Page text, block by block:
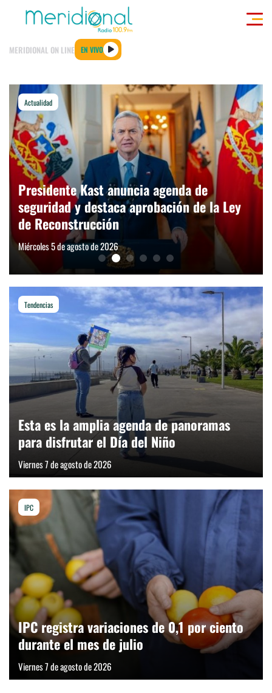
Click acá para ir directamente al contenido
MERIDIONAL ON LINE EN VIVO
ACTUALIDADTENDENCIASDEPORTESINTERNACIONAL
modo claro
Actualidad
Presidente Kast anuncia agenda de
seguridad y destaca aprobación de la Ley
de Reconstrucción
Miércoles 5 de agosto de 2026
Tendencias
Esta es la amplia agenda de panoramas
para disfrutar el Día del Niño
Viernes 7 de agosto de 2026
IPC
IPC registra variaciones de 0,1 por ciento
durante el mes de julio
Viernes 7 de agosto de 2026